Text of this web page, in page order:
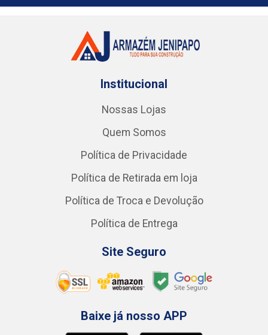
Institucional
Nossas Lojas
Quem Somos
Política de Privacidade
Política de Retirada em loja
Política de Troca e Devolução
Política de Entrega
Site Seguro
Baixe já nosso APP